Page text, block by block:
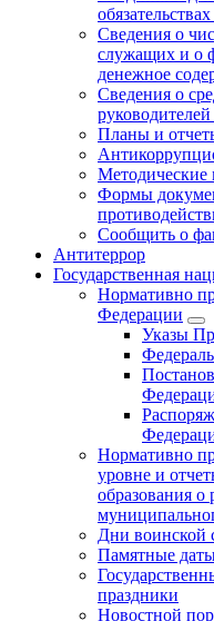
Сведения о
служащих и о
денежное
Сведения о
Планы и
Методические
Формы
Сообщить о
Антитеррор
Государственная
Нормативно
Федерации
Указы
Нормативно
уровне и
образования о
Дни воинской
Памятные
праздники
Новостной